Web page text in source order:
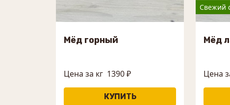
Мёд горный
Цена за кг 1390 ₽
Свежий
Мёд
Цена